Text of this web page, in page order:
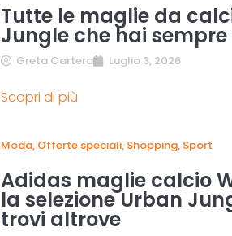
Tutte le maglie da
Jungle che hai
Greta Cartera Luglio 3, 2026
Scopri di più
Moda, Offerte speciali, Shopping, Sport
Adidas maglie calcio
la selezione Urban
trovi altrove